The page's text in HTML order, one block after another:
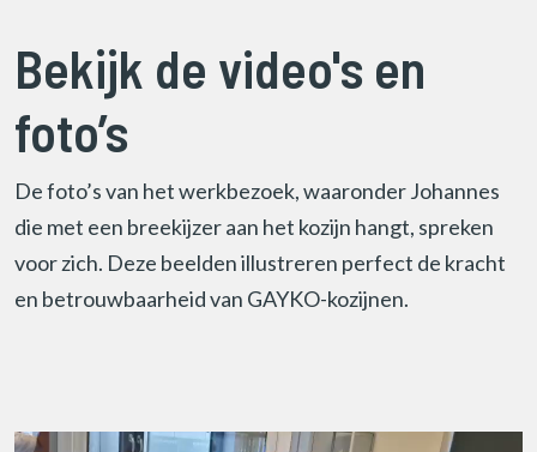
Bekijk de video's en
foto’s
De foto’s van het werkbezoek, waaronder Johannes
die met een breekijzer aan het kozijn hangt, spreken
voor zich. Deze beelden illustreren perfect de kracht
en betrouwbaarheid van GAYKO-kozijnen.